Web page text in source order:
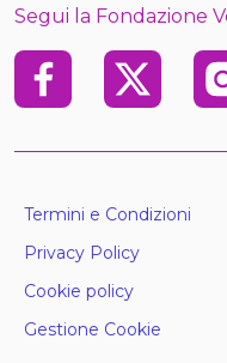
Segui la Fondazione
FacebookX
Termini e Condizioni
Privacy Policy
Cookie policy
Gestione Cookie